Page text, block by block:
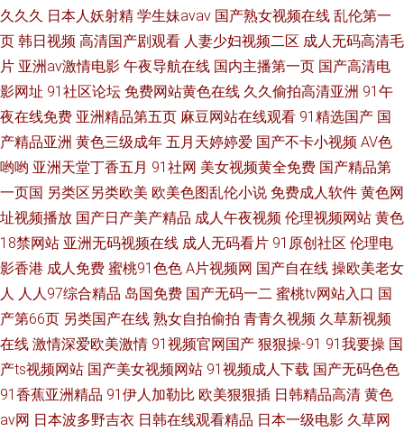
久久久 日本人妖射精 学生妹avav 国产熟女视频在线 乱伦第一
页 韩日视频 高清国产剧观看 人妻少妇视频二区 成人无码高清毛
片 亚洲av激情电影 午夜导航在线 国内主播第一页 国产高清电
影网址 91社区论坛 免费网站黄色在线 久久偷拍高清亚洲 91午
夜在线免费 亚洲精品第五页 麻豆网站在线观看 91精选国产 国
产精品亚洲 黄色三级成年 五月天婷婷爱 国产不卡小视频 AV色
哟哟 亚洲天堂丁香五月 91社网 美女视频黄全免费 国产精品第
一页国 另类区另类欧美 欧美色图乱伦小说 免费成人软件 黄色网
址视频播放 国产日产美产精品 成人午夜视频 伦理视频网站 黄色
18禁网站 亚洲无码视频在线 成人无码看片 91原创社区 伦理电
影香港 成人免费 蜜桃91色色 A片视频网 国产自在线 操欧美老女
人 人人97综合精品 岛国免费 国产无码一二 蜜桃tv网站入口 国
产第66页 另类国产在线 熟女自拍偷拍 青青久视频 久草新视频
在线 激情深爱欧美激情 91视频官网国产 狠狠操-91 91我要操 国
产ts视频网站 国产美女视频网站 91视频成人下载 国产无码色色
91香蕉亚洲精品 91伊人加勒比 欧美狠狠插 日韩精品高清 黄色
av网 日本波多野吉衣 日韩在线观看精品 日本一级电影 久草网